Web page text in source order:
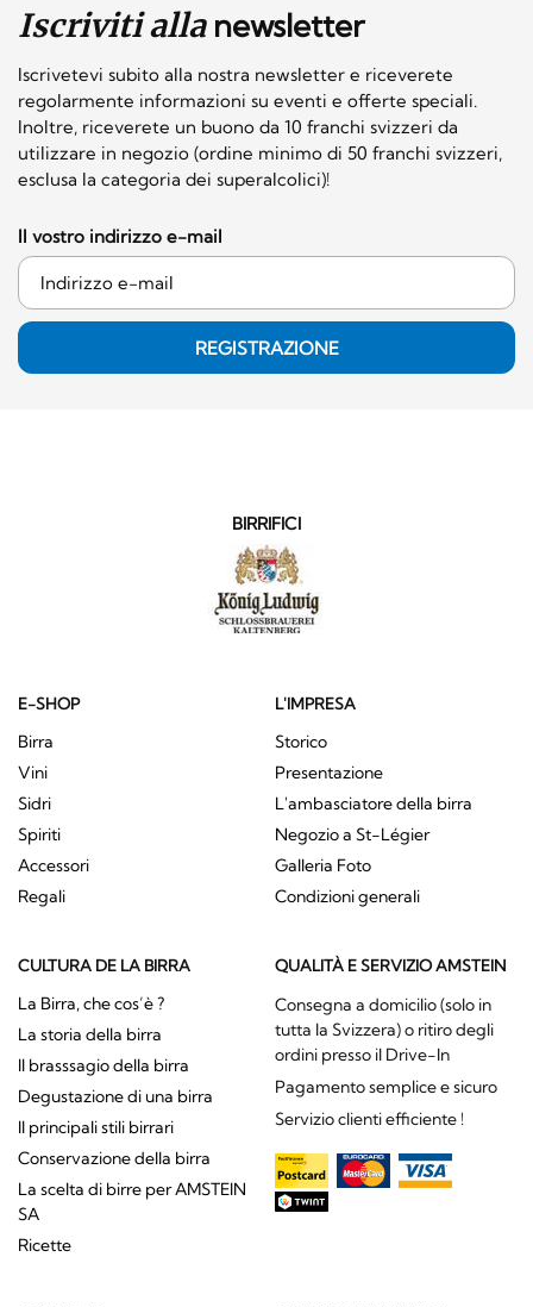
Iscriviti allanewsletter
Iscrivetevi subito alla nostra newsletter e riceverete
regolarmente informazioni su eventi e offerte speciali.
Inoltre, riceverete un buono da 10 franchi svizzeri da
utilizzare in negozio (ordine minimo di 50 franchi svizzeri,
esclusa la categoria dei superalcolici)!
Il vostro indirizzo e-mail
REGISTRAZIONE
BIRRIFICI
E-SHOP
Birra
Vini
Sidri
Spiriti
Accessori
Regali
L'IMPRESA
Storico
Presentazione
L'ambasciatore della birra
Negozio a St-Légier
Galleria Foto
Condizioni generali
CULTURA DE LA BIRRA
La Birra, che cos’è ?
La storia della birra
Il brasssagio della birra
Degustazione di una birra
Il principali stili birrari
Conservazione della birra
La scelta di birre per AMSTEIN
SA
Ricette
QUALITÀ E SERVIZIO AMSTEIN
Consegna a domicilio (solo in
tutta la Svizzera) o ritiro degli
ordini presso il Drive-In
Pagamento semplice e sicuro
Servizio clienti efficiente !